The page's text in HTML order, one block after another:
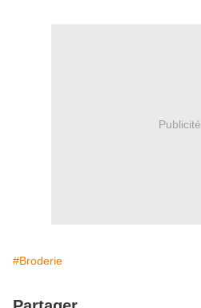
Publicité
#Broderie